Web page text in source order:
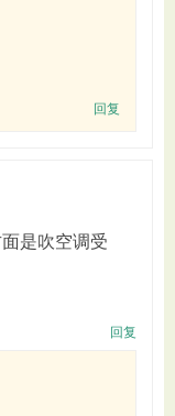
回复
是吹空调受
回复